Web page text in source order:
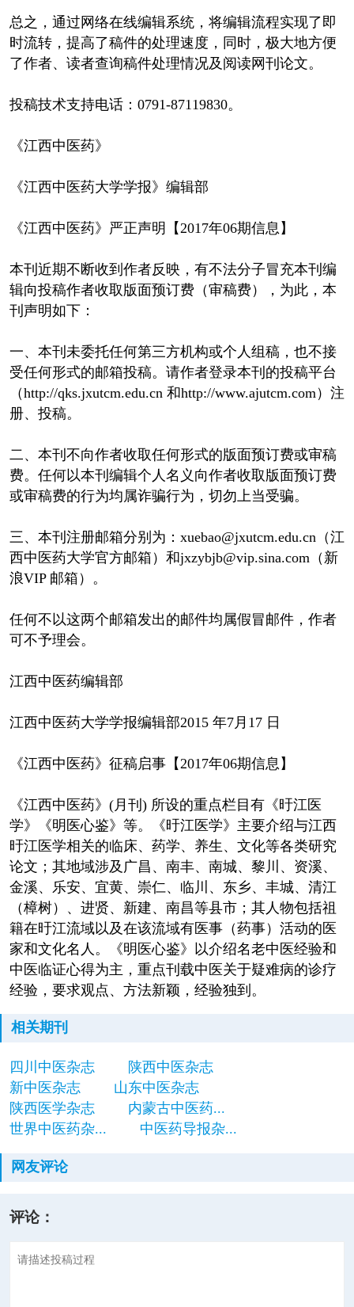
总之，通过网络在线编辑系统，将编辑流程实现了即
时流转，提高了稿件的处理速度，同时，极大地方便
了作者、读者查询稿件处理情况及阅读网刊论文。
投稿技术支持电话：0791-87119830。
《江西中医药》
《江西中医药大学学报》编辑部
《江西中医药》严正声明【2017年06期信息】
本刊近期不断收到作者反映，有不法分子冒充本刊编
辑向投稿作者收取版面预订费（审稿费），为此，本
刊声明如下：
一、本刊未委托任何第三方机构或个人组稿，也不接
受任何形式的邮箱投稿。请作者登录本刊的投稿平台
（http://qks.jxutcm.edu.cn 和http://www.ajutcm.com）注
册、投稿。
二、本刊不向作者收取任何形式的版面预订费或审稿
费。任何以本刊编辑个人名义向作者收取版面预订费
或审稿费的行为均属诈骗行为，切勿上当受骗。
三、本刊注册邮箱分别为：xuebao@jxutcm.edu.cn（江
西中医药大学官方邮箱）和jxzybjb@vip.sina.com（新
浪VIP 邮箱）。
任何不以这两个邮箱发出的邮件均属假冒邮件，作者
可不予理会。
江西中医药编辑部
江西中医药大学学报编辑部2015 年7月17 日
《江西中医药》征稿启事【2017年06期信息】
《江西中医药》(月刊) 所设的重点栏目有《旴江医
学》《明医心鉴》等。《旴江医学》主要介绍与江西
旴江医学相关的临床、药学、养生、文化等各类研究
论文；其地域涉及广昌、南丰、南城、黎川、资溪、
金溪、乐安、宜黄、崇仁、临川、东乡、丰城、清江
（樟树）、进贤、新建、南昌等县市；其人物包括祖
籍在旴江流域以及在该流域有医事（药事）活动的医
家和文化名人。《明医心鉴》以介绍名老中医经验和
中医临证心得为主，重点刊载中医关于疑难病的诊疗
经验，要求观点、方法新颖，经验独到。
相关期刊
四川中医杂志
陕西中医杂志
新中医杂志
山东中医杂志
陕西医学杂志
内蒙古中医药...
世界中医药杂...
中医药导报杂...
网友评论
评论：